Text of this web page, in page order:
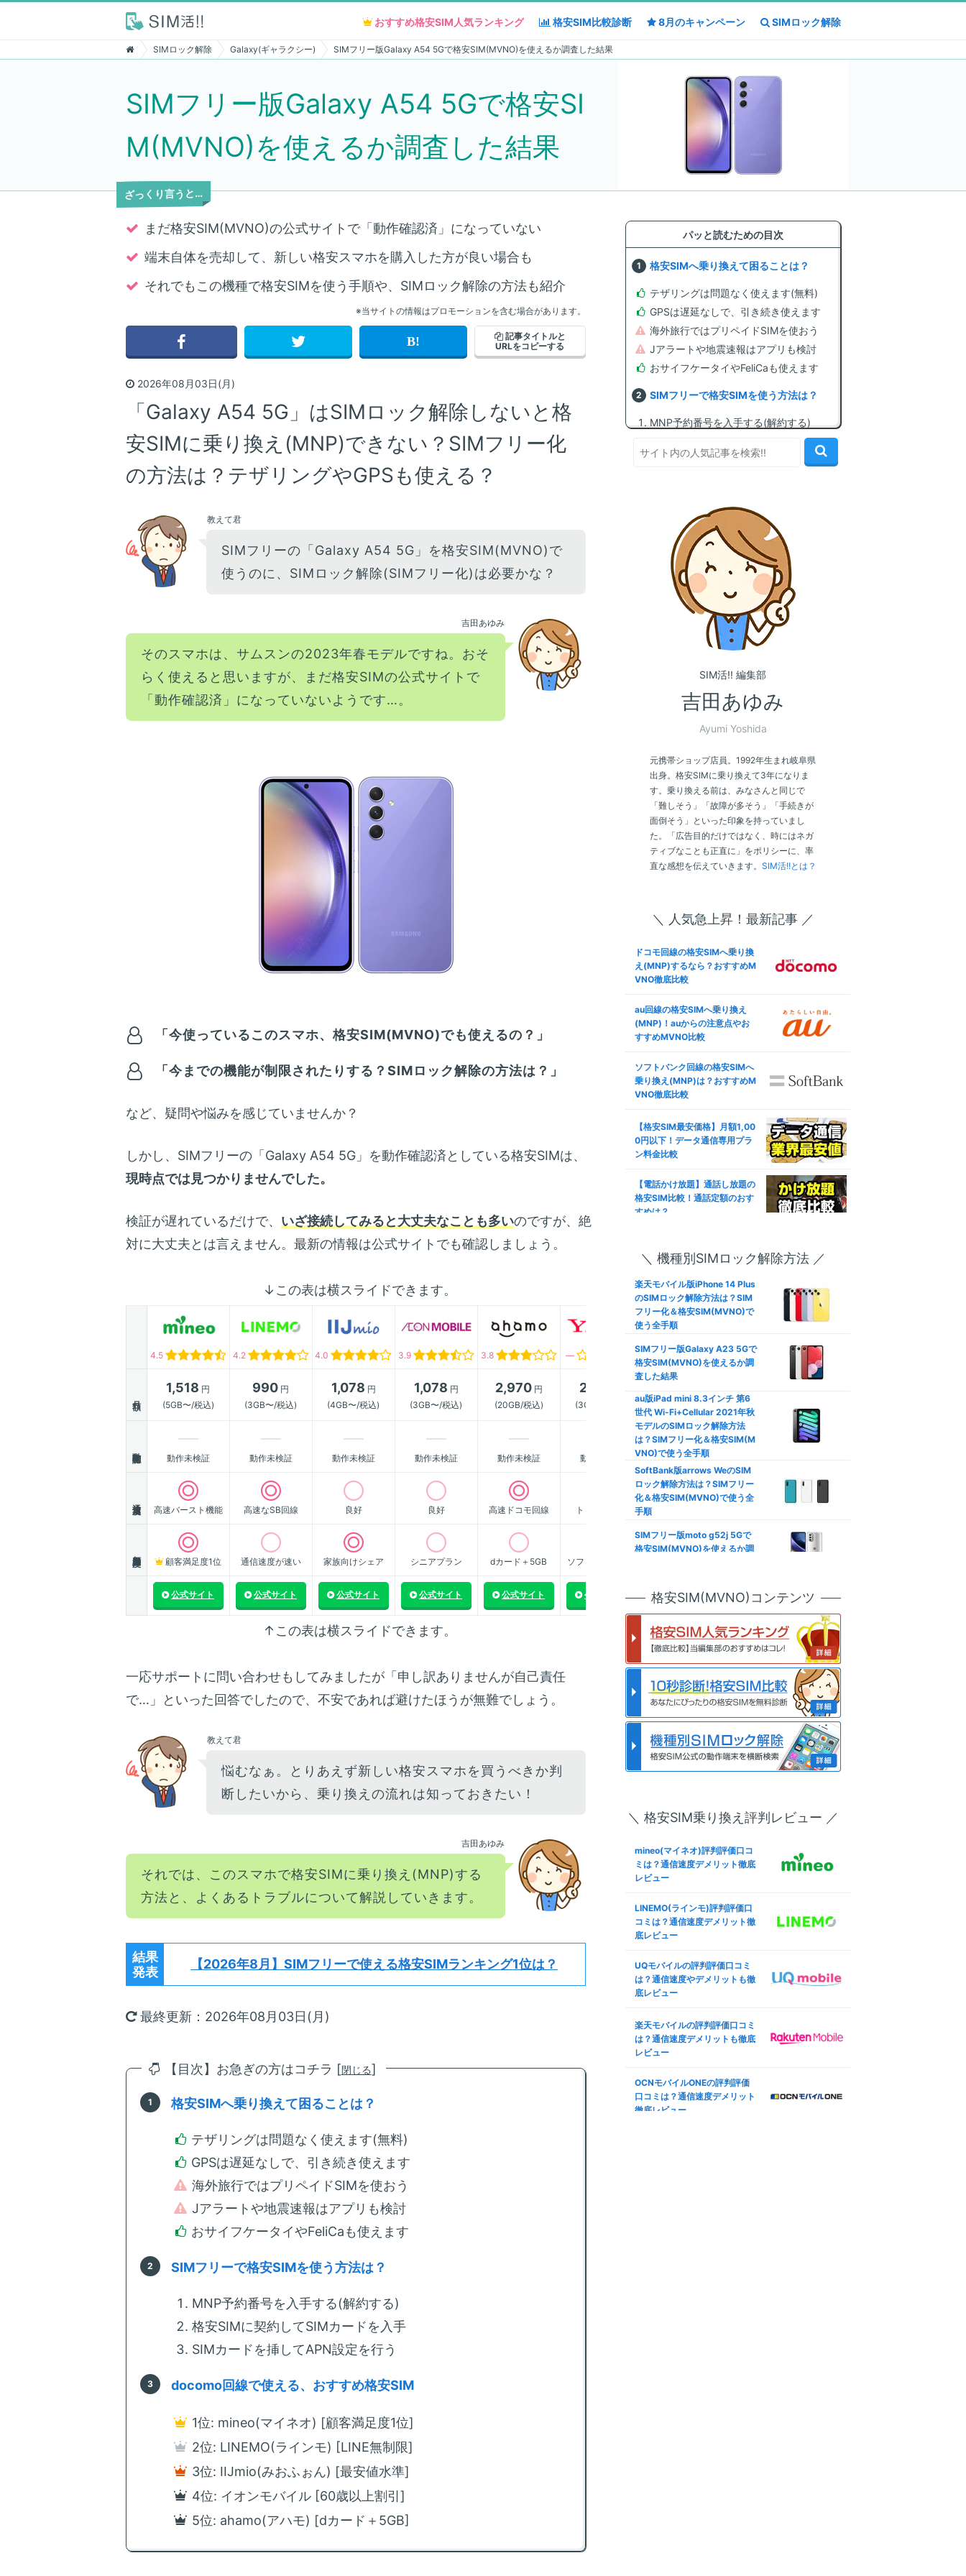
おすすめ格安SIM人気ランキング 格安SIM比較診断 8月のキャンペーン SIMロック解除
SIMロック解除 Galaxy(ギャラクシー) SIMフリー版Galaxy A54 5Gで格安SIM(MVNO)を使えるか調査した結果
SIMフリー版Galaxy A54 5Gで格安SI
M(MVNO)を使えるか調査した結果
ざっくり言うと…
まだ格安SIM(MVNO)の公式サイトで「動作確認済」になっていない
端末自体を売却して、新しい格安スマホを購入した方が良い場合も
それでもこの機種で格安SIMを使う手順や、SIMロック解除の方法も紹介
※当サイトの情報はプロモーションを含む場合があります。
記事タイトルと
URLをコピーする
2026年08月03日(月)
「Galaxy A54 5G」はSIMロック解除しないと格
安SIMに乗り換え(MNP)できない？SIMフリー化
の方法は？テザリングやGPSも使える？
教えて君
SIMフリーの「Galaxy A54 5G」を格安SIM(MVNO)で
使うのに、SIMロック解除(SIMフリー化)は必要かな？
吉田あゆみ
そのスマホは、サムスンの2023年春モデルですね。おそ
らく使えると思いますが、まだ格安SIMの公式サイトで
「動作確認済」になっていないようです…。
「今使っているこのスマホ、格安SIM(MVNO)でも使えるの？」
「今までの機能が制限されたりする？SIMロック解除の方法は？」
など、疑問や悩みを感じていませんか？
しかし、SIMフリーの「Galaxy A54 5G」を動作確認済としている格安SIMは、
現時点では見つかりませんでした。
検証が遅れているだけで、 いざ接続してみると大丈夫なことも多いのですが、絶
対に大丈夫とは言えません。最新の情報は公式サイトでも確認しましょう。
↓この表は横スライドできます。
4.5 4.2 4.0 3.9 3.8 ― ―
1,518 円
(5GB〜/税込)
990 円
(3GB〜/税込)
1,078 円
(4GB〜/税込)
1,078 円
(3GB〜/税込)
2,970円
(20GB/税込)
2,178
(3GB〜/税込)
(3GB〜/税込)
動作未検証 動作未検証 動作未検証 動作未検証 動作未検証 動作未検証 動作未検証
高速バースト機能 高速なSB回線 良好 良好 高速ドコモ回線 トップクラス
顧客満足度1位 通信速度が速い 家族向けシェア シニアプラン dカード＋5GB ソフトバンク傘下
公式サイト 公式サイト 公式サイト 公式サイト 公式サイト 公式サイト 公式サイト
↑この表は横スライドできます。
一応サポートに問い合わせもしてみましたが「申し訳ありませんが自己責任
で…」といった回答でしたので、不安であれば避けたほうが無難でしょう。
教えて君
悩むなぁ。とりあえず新しい格安スマホを買うべきか判
断したいから、乗り換えの流れは知っておきたい！
吉田あゆみ
それでは、このスマホで格安SIMに乗り換え(MNP)する
方法と、よくあるトラブルについて解説していきます。
結果
発表
【2026年8月】 SIMフリーで使える格安SIMランキング1位は？
最終更新：2026年08月03日(月)
【目次】お急ぎの方はコチラ [閉じる]
格安SIMへ乗り換えて困ることは？
テザリングは問題なく使えます(無料)
GPSは遅延なしで、引き続き使えます
海外旅行ではプリペイドSIMを使おう
Jアラートや地震速報はアプリも検討
おサイフケータイやFeliCaも使えます
SIMフリーで格安SIMを使う方法は？
MNP予約番号を入手する(解約する)
格安SIMに契約してSIMカードを入手
SIMカードを挿してAPN設定を行う
docomo回線で使える、おすすめ格安SIM
1位: mineo(マイネオ) [顧客満足度1位]
2位: LINEMO(ラインモ) [LINE無制限]
3位: IIJmio(みおふぉん) [最安値水準]
4位: イオンモバイル [60歳以上割引]
5位: ahamo(アハモ) [dカード＋5GB]
パッと読むための目次
格安SIMへ乗り換えて困ることは？
テザリングは問題なく使えます(無料)
GPSは遅延なしで、引き続き使えます
海外旅行ではプリペイドSIMを使おう
Jアラートや地震速報はアプリも検討
おサイフケータイやFeliCaも使えます
SIMフリーで格安SIMを使う方法は？
MNP予約番号を入手する(解約する)
格安SIMに契約してSIMカードを入手
SIMカードを挿してAPN設定を行う
1位: mineo(マイネオ) [顧客満足度1位]
2位: LINEMO(ラインモ) [LINE無制限]
3位: IIJmio(みおふぉん) [最安値水準]
4位: イオンモバイル [60歳以上割引]
5位: ahamo(アハモ) [dカード＋5GB]
SIM活!! 編集部
吉田あゆみ
Ayumi Yoshida
元携帯ショップ店員。1992年生まれ岐阜県
出身。格安SIMに乗り換えて3年になりま
す。乗り換える前は、みなさんと同じで
「難しそう」「故障が多そう」「手続きが
面倒そう」といった印象を持っていまし
た。「広告目的だけではなく、時にはネガ
ティブなことも正直に」をポリシーに、率
直な感想を伝えていきます。 SIM活!!とは？
＼ 人気急上昇！最新記事 ／
ドコモ回線の格安SIMへ乗り換
え(MNP)するなら？おすすめM
VNO徹底比較
au回線の格安SIMへ乗り換え
(MNP)！auからの注意点やお
すすめMVNO比較
ソフトバンク回線の格安SIMへ
乗り換え(MNP)は？おすすめM
VNO徹底比較
【格安SIM最安価格】月額1,00
0円以下！データ通信専用プラ
ン料金比較
【電話かけ放題】通話し放題の
格安SIM比較！通話定額のおす
すめは？
安SIM徹底比較！失敗しない選
【口座振替/デビットカード】
クレジットカード不要の格安SI
M徹底比較
家族割は格安SIMでも使える？
家族向けプランおすすめ格安SI
【カウントフリー】データ無制
限使い放題の罠！制限なし格安
SIM比較
格安SIMはテザリングできな
い？docomo/au/Softbank回
線おすすめ比較
iPhone/Androidのデータ通信
量節約！ギガ不足を解消して通
mineo(マイネオ)メールアドレ
ス設定！キャリアメールから変
更も解説
mineo(マイネオ)フリータンク
とは？引き出しルール条件やデ
メリット
mineo(マイネオ)パケットシェ
ア方法は？パケットギフト併用
でお得に
mineo(マイネオ)なら法人契約
Mも徹底解説
mineo(マイネオ)海外で使え
ミング設定も
mineo(マイネオ)の端末安心保
ne保証も
mineo(マイネオ)の契約プラン
プ変更も
mineo(マイネオ)マイページ徹
順も紹介
＼ 機種別SIMロック解除方法 ／
楽天モバイル版iPhone 14 Plus
のSIMロック解除方法は？SIM
フリー化＆格安SIM(MVNO)で
使う全手順
SIMフリー版Galaxy A23 5Gで
格安SIM(MVNO)を使えるか調
査した結果
au版iPad mini 8.3インチ 第6
世代 Wi-Fi+Cellular 2021年秋
モデルのSIMロック解除方法
は？SIMフリー化＆格安SIM(M
VNO)で使う全手順
SoftBank版arrows WeのSIM
ロック解除方法は？SIMフリー
化＆格安SIM(MVNO)で使う全
手順
SIMフリー版moto g52j 5Gで
格安SIM(MVNO)を使えるか調
のSIMロック解除方法は？SIM
フリー化＆格安SIM(MVNO)で
使う全手順
au版iPhone 13 ProのSIMロッ
ク解除方法は？SIMフリー化＆
格安SIM(MVNO)で使う全手順
SIMフリー版Redmi 9Tで格安S
IM(MVNO)を使えるか調査した
結果
SoftBank版Xperia 10 VのSIM
ロック解除方法は？SIMフリー
SIMフリー版Smartphone for
KW-BL512R16で格安SIM(MV
NO)を使えるか調査した結果
SIMフリー版OPPO Reno5 Aで
査した結果
docomo版iPhone SE (第3世
Mフリー化＆格安SIM(MVNO)
で使う全手順
楽天モバイル版iPhone 12のSI
リー化＆格安SIM(MVNO)で使
う全手順
SoftBank版iPad Pro 11インチ
年秋モデルのSIMロック解除方
法は？SIMフリー化＆格安SIM
(MVNO)で使う全手順
格安SIM(MVNO)コンテンツ
＼ 格安SIM乗り換え評判レビュー ／
mineo(マイネオ)評判評価口コ
ミは？通信速度デメリット徹底
レビュー
LINEMO(ラインモ)評判評価口
コミは？通信速度デメリット徹
底レビュー
UQモバイルの評判評価口コミ
は？通信速度やデメリットも徹
底レビュー
楽天モバイルの評判評価口コミ
は？通信速度デメリットも徹底
レビュー
OCNモバイルONEの評判評価
口コミは？通信速度デメリット
徹底レビュー
おすすめ格安SIM人気ランキング 格安SIM比較診断 8月のキャンペーン SIMロック解除